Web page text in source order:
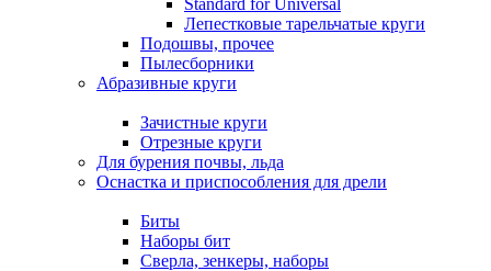
Standard for Universal
Лепестковые тарельчатые круги
Подошвы, прочее
Пылесборники
Абразивные круги
Зачистные круги
Отрезные круги
Для бурения почвы, льда
Оснастка и приспособления для дрели
Биты
Наборы бит
Сверла, зенкеры, наборы